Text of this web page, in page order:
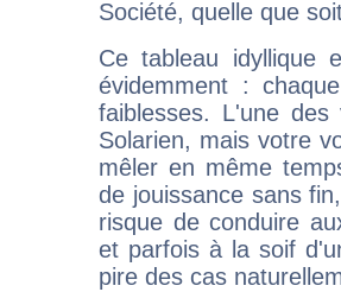
Société, quelle que
Ce tableau idyllique
évidemment :
faiblesses. L'une
Solarien, mais votre
mêler en même
de jouissance sans
risque de conduire
et parfois à la soif
pire des cas